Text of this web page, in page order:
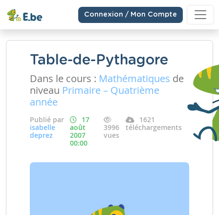
Connexion / Mon Compte
Table-de-Pythagore
Dans le cours : Mathématiques de
niveau Primaire – Quatrième
année
Publié par
isabelle
deprez
17
août
2007
00:00
3996
vues
1621
téléchargements